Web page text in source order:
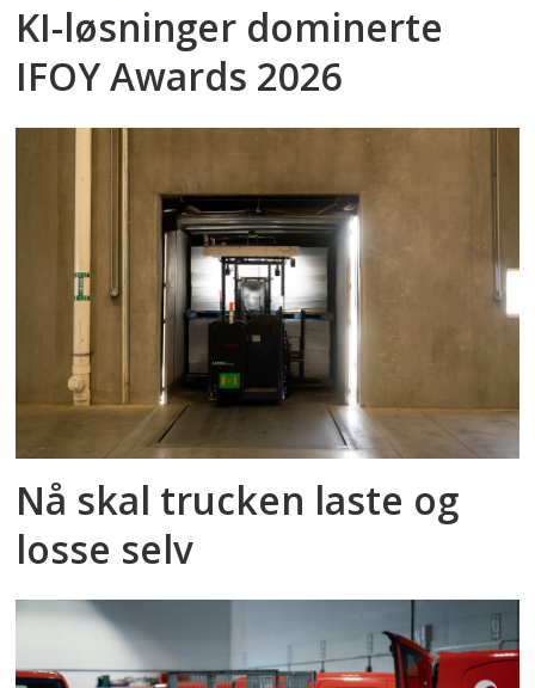
KI-løsninger dominerte
IFOY Awards 2026
Nå skal trucken laste og
losse selv